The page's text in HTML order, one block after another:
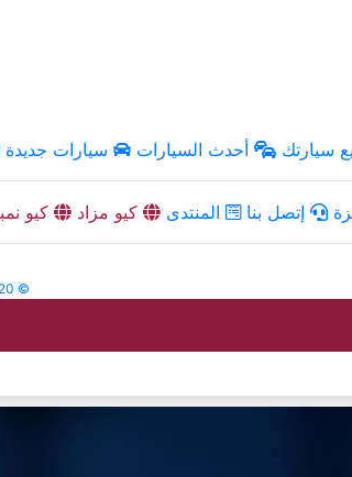
سيارتك أحدث السيارات سيارات جديدة
إتصل بنا المنتدى كيو مزاد كيو
©